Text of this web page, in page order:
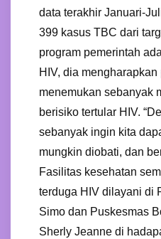
data terakhir Januari-
399 kasus TBC dari
program pemerintah
HIV, dia
menemukan sebanyak
berisiko tertular HIV.
sebanyak ingin kita
mungkin diobati, dan
Fasilitas kesehatan
terduga HIV dilayani di
Simo dan Puskesmas
Sherly Jeanne di